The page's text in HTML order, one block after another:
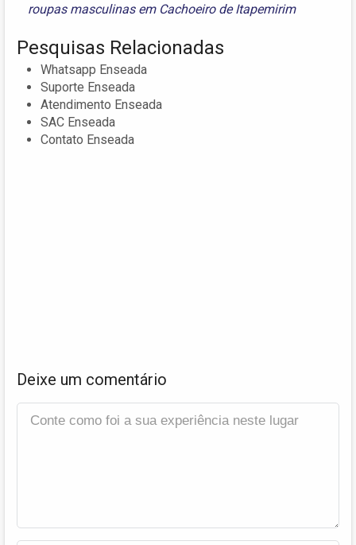
roupas masculinas em Cachoeiro de Itapemirim
Pesquisas Relacionadas
Whatsapp Enseada
Suporte Enseada
Atendimento Enseada
SAC Enseada
Contato Enseada
Deixe um comentário